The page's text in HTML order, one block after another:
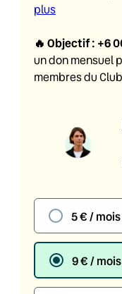
plus
🔥 Objectif : +6
un don mensuel
membres du
5 € / mois
9 € / mois